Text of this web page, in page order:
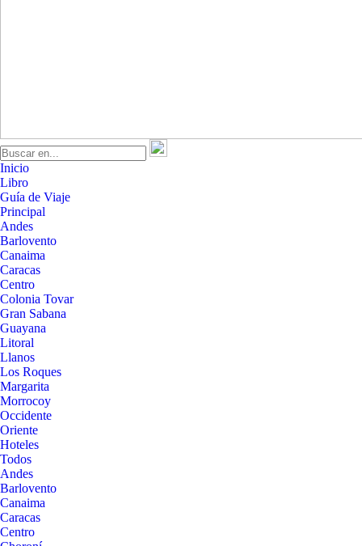
Inicio
Libro
Guía de Viaje
Principal
Andes
Barlovento
Canaima
Caracas
Centro
Colonia Tovar
Gran Sabana
Guayana
Litoral
Llanos
Los Roques
Margarita
Morrocoy
Occidente
Oriente
Hoteles
Todos
Andes
Barlovento
Canaima
Caracas
Centro